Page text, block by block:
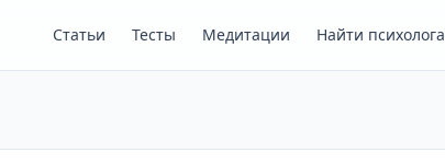
Статьи Тесты Медитации Найти психолога